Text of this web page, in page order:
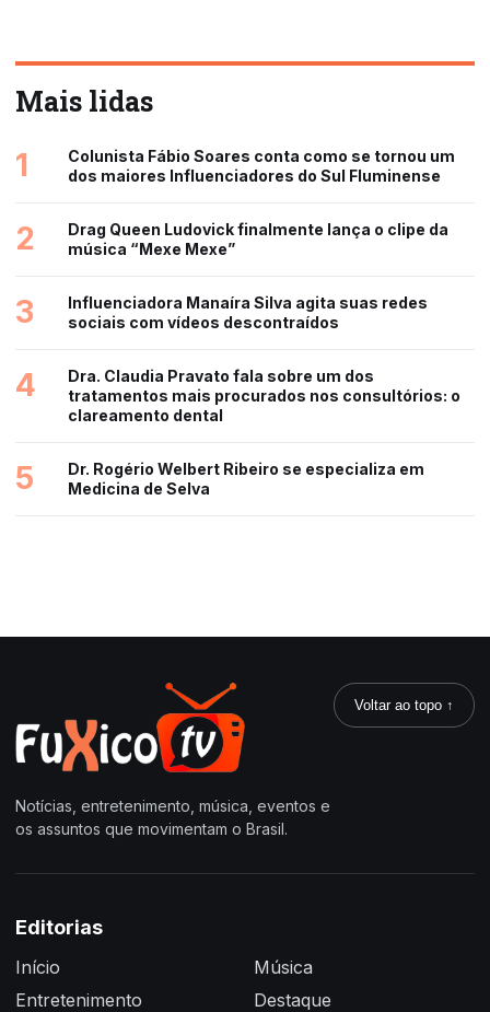
Mais lidas
1
Colunista Fábio Soares conta como se tornou um
dos maiores Influenciadores do Sul Fluminense
2
Drag Queen Ludovick finalmente lança o clipe da
música “Mexe Mexe”
3
Influenciadora Manaíra Silva agita suas redes
sociais com vídeos descontraídos
4
Dra. Claudia Pravato fala sobre um dos
tratamentos mais procurados nos consultórios: o
clareamento dental
5
Dr. Rogério Welbert Ribeiro se especializa em
Medicina de Selva
Notícias, entretenimento, música, eventos e
os assuntos que movimentam o Brasil.
Voltar ao topo ↑
Editorias
Início
Entretenimento
Música
Destaque